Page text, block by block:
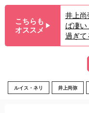
こちらも
オススメ ▶︎
井上
ば凄
過ぎて
ルイス・ネリ 井上尚弥